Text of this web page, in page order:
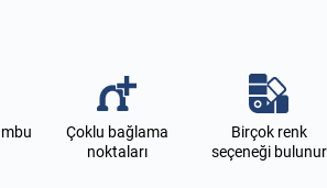
Çoklu bağlama
noktaları
Birçok renk
seçeneği bulunur